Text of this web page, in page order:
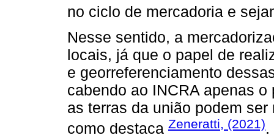
no ciclo de mercadoria e
Nesse sentido, a
locais, já que o papel de
e georreferenciamento
cabendo ao INCRA apenas
as terras da união podem
como destaca Zeneratti, (2021).